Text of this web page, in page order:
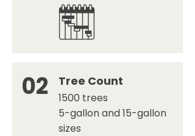
02 Tree Count
1500 trees
5-gallon and 15-gallon
sizes